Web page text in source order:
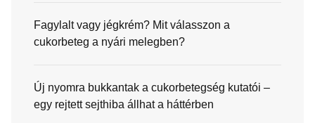
Fagylalt vagy jégkrém? Mit válasszon a
cukorbeteg a nyári melegben?
Új nyomra bukkantak a cukorbetegség kutatói –
egy rejtett sejthiba állhat a háttérben